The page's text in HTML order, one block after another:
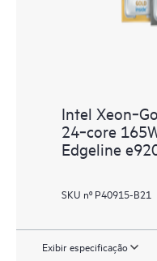
Intel
24‑core
Edgeline
SKU nº P40915-B21
Exibir especificação